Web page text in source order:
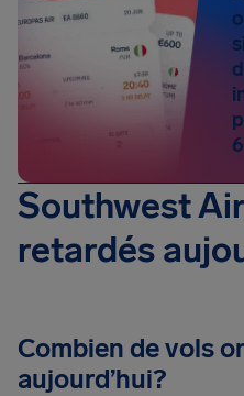
Southwest
retardés
Combien de vols
aujourd’hui?